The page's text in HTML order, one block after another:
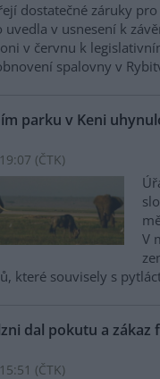
dostatečné záruky
uvedla v usnesení k
v červnu k
spalovny v
parku v Keni
(ČTK)
V
které souvisely s
dal pokutu a zákaz
(ČTK)